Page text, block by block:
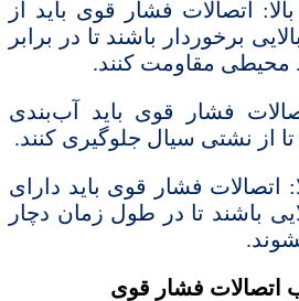
اتصالات فشار قوی باید از
برخوردار باشند تا در برابر
مقاومت کنند.
فشار قوی باید آب‌بندی
از نشتی سیال جلوگیری کنند.
اتصالات فشار قوی باید دارای
باشند تا در طول زمان دچار
اتصالات فشار قوی